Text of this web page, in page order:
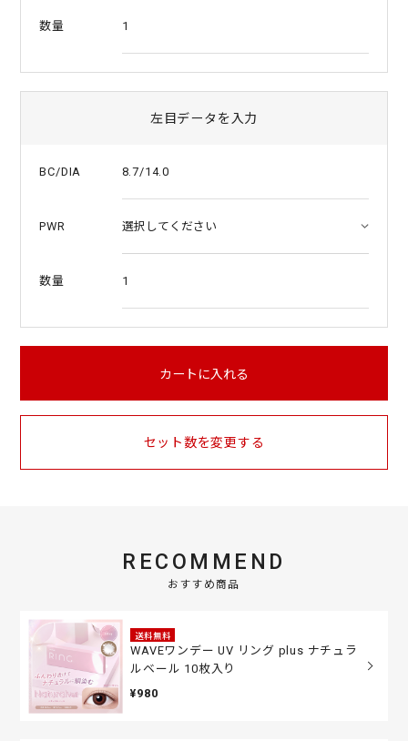
数量 1
左目データを入力
BC/DIA 8.7/14.0
PWR
数量 1
カートに入れる
セット数を変更する
RECOMMEND
おすすめ商品
送料無料
WAVEワンデー UV リング plus ナチュラ
ルベール 10枚入り
¥980